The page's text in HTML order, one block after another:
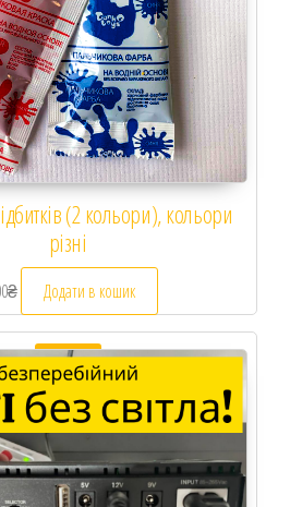
(2 кольори), кольори
різні
₴ Додати в кошик
Розпродаж!